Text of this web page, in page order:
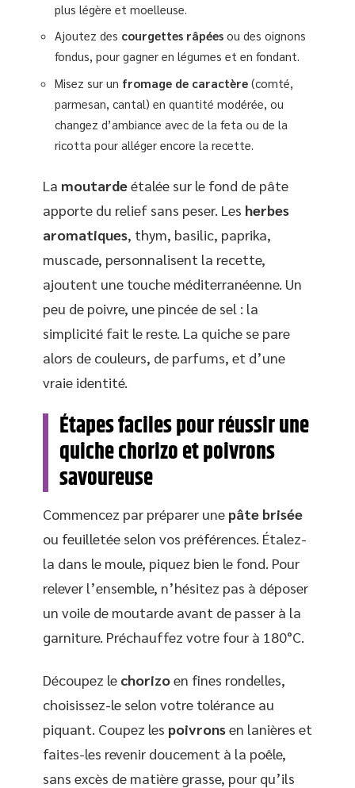
plus légère et moelleuse.
Ajoutez des courgettes râpées ou des oignons
fondus, pour gagner en légumes et en fondant.
Misez sur un fromage de caractère (comté,
parmesan, cantal) en quantité modérée, ou
changez d’ambiance avec de la feta ou de la
ricotta pour alléger encore la recette.
La moutardeétalée sur le fond de pâte
apporte du relief sans peser. Les herbes
aromatiques, thym, basilic, paprika,
muscade, personnalisent la recette,
ajoutent une touche méditerranéenne. Un
peu de poivre, une pincée de sel : la
simplicité fait le reste. La quiche se pare
alors de couleurs, de parfums, et d’une
vraie identité.
Étapes faciles pour réussir une
quiche chorizo et poivrons
savoureuse
Commencez par préparer une pâte brisée
ou feuilletée selon vos préférences. Étalez-
la dans le moule, piquez bien le fond. Pour
relever l’ensemble, n’hésitez pas à déposer
un voile de moutarde avant de passer à la
garniture. Préchauffez votre four à 180°C.
Découpez le chorizoen fines rondelles,
choisissez-le selon votre tolérance au
piquant. Coupez les poivronsen lanières et
faites-les revenir doucement à la poêle,
sans excès de matière grasse, pour qu’ils